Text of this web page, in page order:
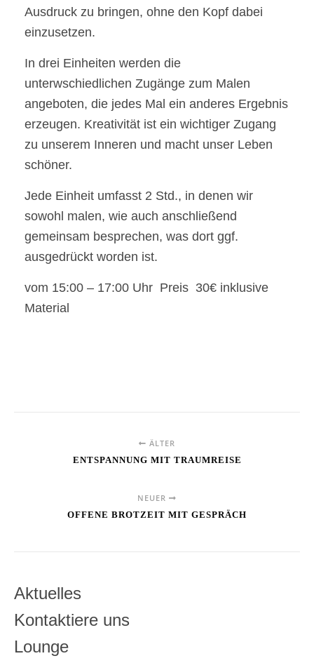
Ausdruck zu bringen, ohne den Kopf dabei
einzusetzen.
In drei Einheiten werden die
unterwschiedlichen Zugänge zum Malen
angeboten, die jedes Mal ein anderes Ergebnis
erzeugen. Kreativität ist ein wichtiger Zugang
zu unserem Inneren und macht unser Leben
schöner.
Jede Einheit umfasst 2 Std., in denen wir
sowohl malen, wie auch anschließend
gemeinsam besprechen, was dort ggf.
ausgedrückt worden ist.
vom 15:00 – 17:00 Uhr Preis 30€ inklusive
Material
ÄLTER
ENTSPANNUNG MIT TRAUMREISE
NEUER
OFFENE BROTZEIT MIT GESPRÄCH
Aktuelles
Kontaktiere uns
Lounge